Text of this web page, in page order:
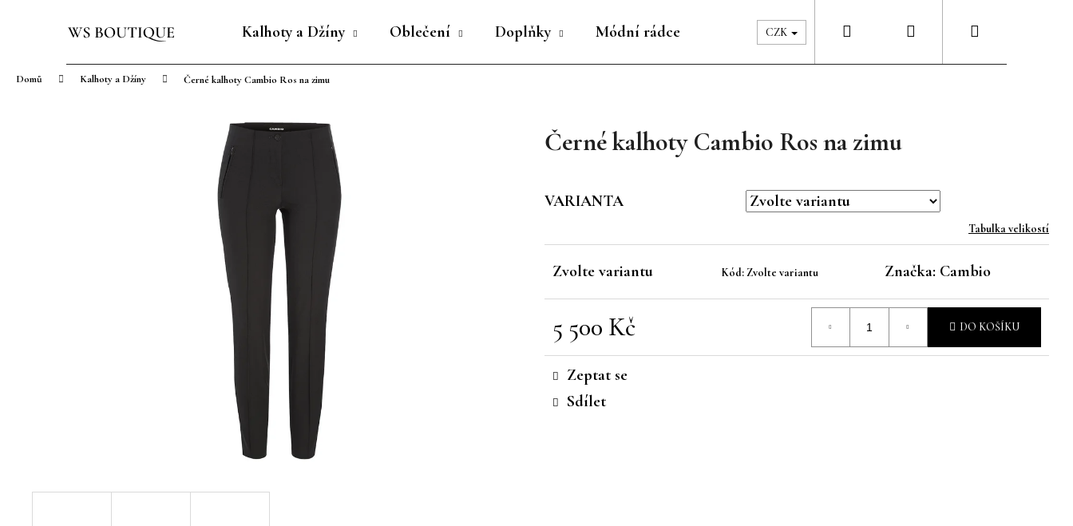
Kalhoty a Džíny Oblečení Doplňky Módní rádce Péče & Šatník Kontakty
CZK Přihlášení
Domů Kalhoty a Džíny Černé kalhoty Cambio Ros na zimu
Černé kalhoty Cambio Ros na zimu
VARIANTA
Tabulka velikostí
Zvolte variantu Kód: Zvolte variantu Značka: Cambio
5 500 Kč
Měrná
cena:
DO KOŠÍKU
Zeptat se
Sdílet
Zpět
obchodu
Zpět
obchodu
HLEDAT